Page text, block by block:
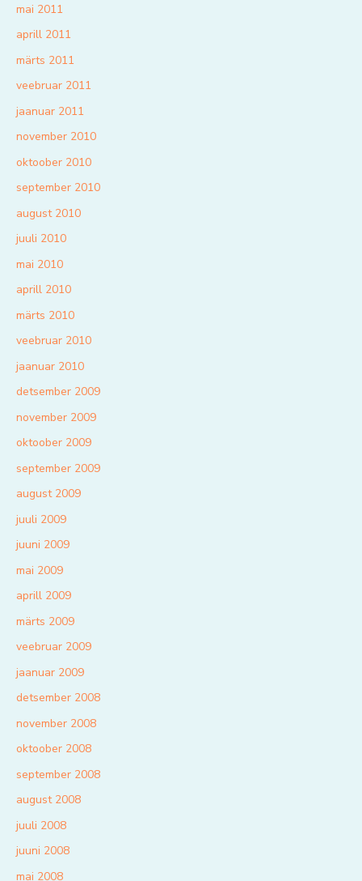
mai 2011
aprill 2011
märts 2011
veebruar 2011
jaanuar 2011
november 2010
oktoober 2010
september 2010
august 2010
juuli 2010
mai 2010
aprill 2010
märts 2010
veebruar 2010
jaanuar 2010
detsember 2009
november 2009
oktoober 2009
september 2009
august 2009
juuli 2009
juuni 2009
mai 2009
aprill 2009
märts 2009
veebruar 2009
jaanuar 2009
detsember 2008
november 2008
oktoober 2008
september 2008
august 2008
juuli 2008
juuni 2008
mai 2008